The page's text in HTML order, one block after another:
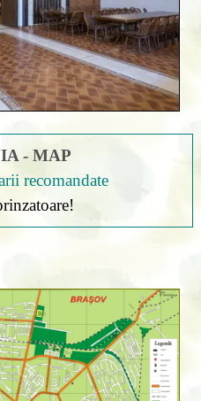
- MAP
recomandate